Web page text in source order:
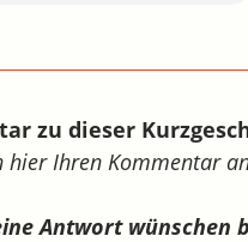
zu dieser
hier Ihren Kommentar
Antwort wünschen